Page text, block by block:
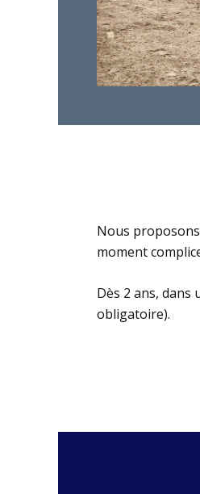
Nous
moment
Dès 2 ans, dans
obligatoire).